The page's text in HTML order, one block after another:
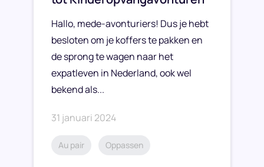
Hallo, mede-avonturiers! Dus je hebt
besloten om je koffers te pakken en
de sprong te wagen naar het
expatleven in Nederland, ook wel
bekend als...
31 januari 2024
Au pair Oppassen